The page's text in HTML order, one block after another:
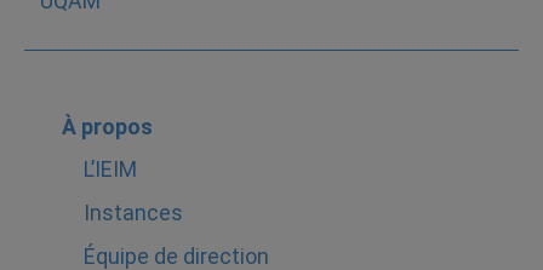
À propos
L’IEIM
Instances
Équipe de direction